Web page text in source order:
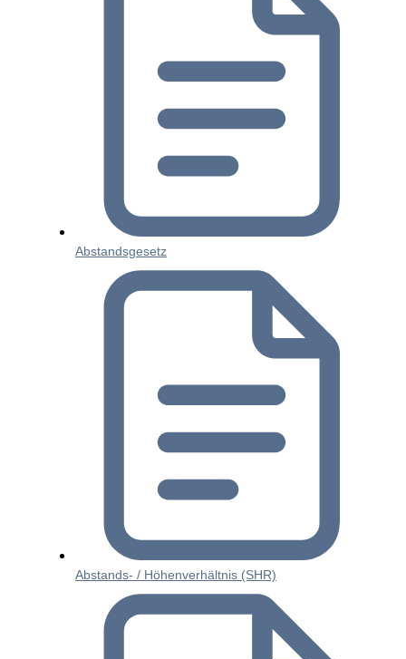
Abstandsgesetz
Abstands- / Höhenverhältnis (SHR)